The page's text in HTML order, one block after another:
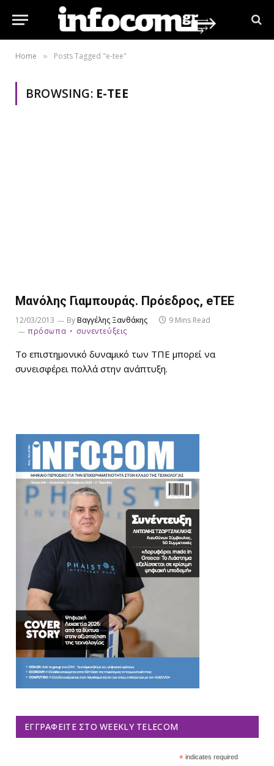
Home » Posts Tagged "e-tee"
BROWSING: E-TEE
Μανόλης Γιαμπουράς. Πρόεδρος, eTEE
12/03/2013 ByΒαγγέλης Ξανθάκης
9 Mins Read
πρόσωπα
συνεντεύξεις
Το επιστημονικό δυναμικό των ΤΠΕ μπορεί να
συνεισφέρει πολλά στην ανάπτυξη.
ΕΓΓΡΑΦΕΊΤΕ ΣΤΟ WEEKLY TELECOM
*indicates required